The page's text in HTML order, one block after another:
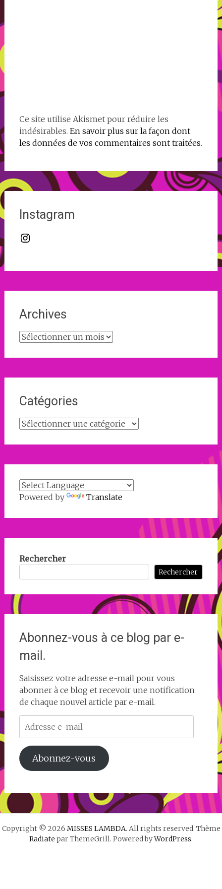
Ce site utilise Akismet pour réduire les
indésirables. En savoir plus sur la façon dont
les données de vos commentaires sont traitées.
Instagram
Instagram
Archives
Archives
Catégories
Catégories
Powered by Translate
Rechercher
Rechercher
Abonnez-vous à ce blog par e-
mail.
Saisissez votre adresse e-mail pour vous
abonner à ce blog et recevoir une notification
de chaque nouvel article par e-mail.
Adresse
e-
mail
Abonnez-vous
Copyright © 2026 MISSES LAMBDA. All rights reserved. Thème
Radiate par ThemeGrill. Powered byWordPress.